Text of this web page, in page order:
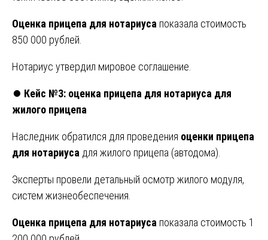
Оценка прицепа для нотариуса показала стоимость
850 000 рублей.
Нотариус утвердил мировое соглашение.
⏺️ Кейс №3: оценка прицепа для нотариуса для
жилого прицепа
Наследник обратился для проведения оценки прицепа
для нотариуса для жилого прицепа (автодома).
Эксперты провели детальный осмотр жилого модуля,
систем жизнеобеспечения.
Оценка прицепа для нотариуса показала стоимость 1